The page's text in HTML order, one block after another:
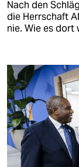
Nach den
die Herrschaft
nie. Wie es dort